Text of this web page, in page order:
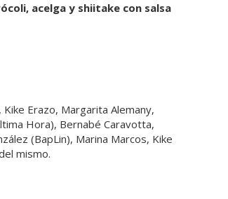
acelga y shiitake con salsa
Erazo, Margarita Alemany,
Hora), Bernabé Caravotta,
(BapLin), Marina Marcos, Kike
mismo.